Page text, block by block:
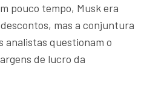
pouco tempo, Musk era
mas a conjuntura
analistas questionam o
de lucro da